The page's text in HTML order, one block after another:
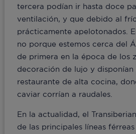
tercera podían ir hasta doce
ventilación, y que debido al
prácticamente apelotonados.
no porque estemos cerca del
de primera en la época de los
decoración de lujo y disponían
restaurante de alta cocina,
caviar corrían a raudales.
En la actualidad, el
de las principales líneas